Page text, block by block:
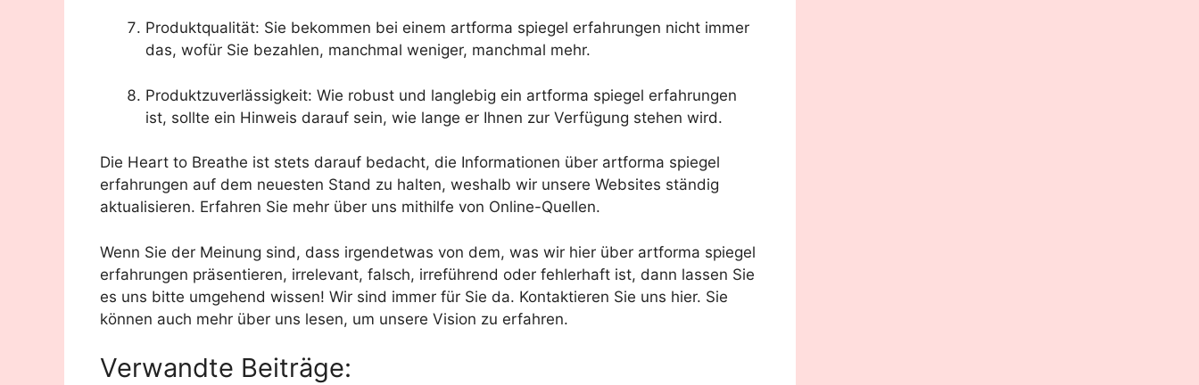
Produktqualität: Sie bekommen bei einem artforma spiegel erfahrungen nicht immer
das, wofür Sie bezahlen, manchmal weniger, manchmal mehr.
Produktzuverlässigkeit: Wie robust und langlebig ein artforma spiegel erfahrungen
ist, sollte ein Hinweis darauf sein, wie lange er Ihnen zur Verfügung stehen wird.
Die Heart to Breathe ist stets darauf bedacht, die Informationen über artforma spiegel
erfahrungen auf dem neuesten Stand zu halten, weshalb wir unsere Websites ständig
aktualisieren. Erfahren Sie mehr über uns mithilfe von Online-Quellen.
Wenn Sie der Meinung sind, dass irgendetwas von dem, was wir hier über artforma spiegel
erfahrungen präsentieren, irrelevant, falsch, irreführend oder fehlerhaft ist, dann lassen Sie
es uns bitte umgehend wissen! Wir sind immer für Sie da. Kontaktieren Sie uns hier. Sie
können auch mehr über uns lesen, um unsere Vision zu erfahren.
Verwandte Beiträge: